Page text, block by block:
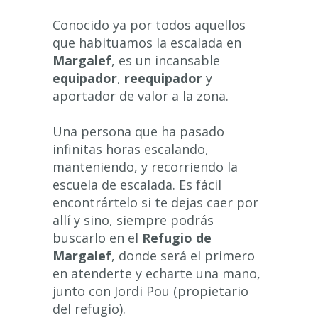
Conocido ya por todos aquellos
que habituamos la escalada en
Margalef, es un incansable
equipador, reequipador y
aportador de valor a la zona.
Una persona que ha pasado
infinitas horas escalando,
manteniendo, y recorriendo la
escuela de escalada. Es fácil
encontrártelo si te dejas caer por
allí y sino, siempre podrás
buscarlo en el Refugio de
Margalef, donde será el primero
en atenderte y echarte una mano,
junto con Jordi Pou (propietario
del refugio).